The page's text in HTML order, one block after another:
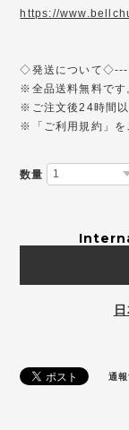
https://
◇発送について
※全品送料無料です
※ご注文後24時間
※「ご利用規約」を
数量
通